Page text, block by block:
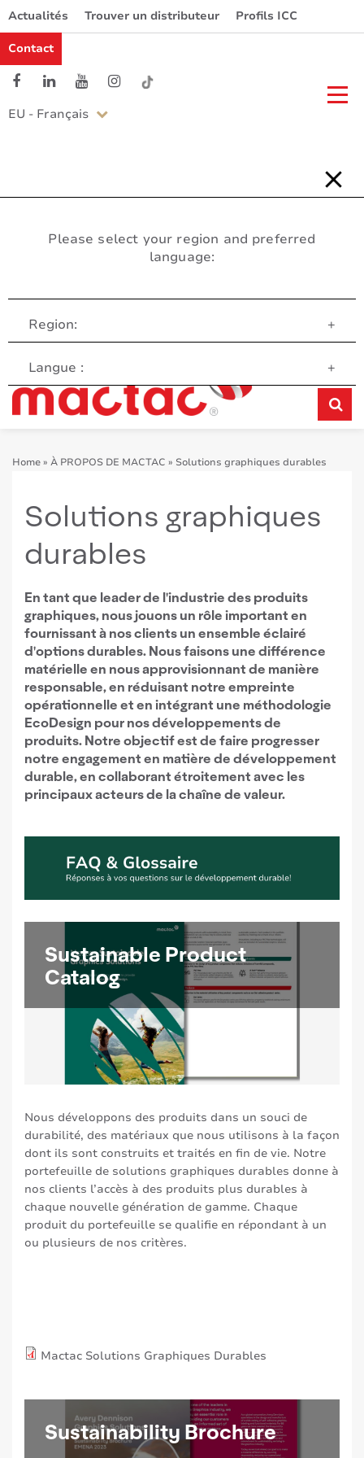
Actualités Trouver un distributeur Profils ICC
Contact
EU - Français
Please select your region and preferred
language:
Region: +
Langue : +
Service Client
Home» À PROPOS DE MACTAC » Solutions graphiques durables
Solutions graphiques
durables
En tant que leader de l'industrie des produits
graphiques, nous jouons un rôle important en
fournissant à nos clients un ensemble éclairé
d'options durables. Nous faisons une différence
matérielle en nous approvisionnant de manière
responsable, en réduisant notre empreinte
opérationnelle et en intégrant une méthodologie
EcoDesign pour nos développements de
produits. Notre objectif est de faire progresser
notre engagement en matière de développement
durable, en collaborant étroitement avec les
principaux acteurs de la chaîne de valeur.
Sustainable Product
Catalog
Nous développons des produits dans un souci de
durabilité, des matériaux que nous utilisons à la façon
dont ils sont construits et traités en fin de vie. Notre
portefeuille de solutions graphiques durables donne à
nos clients l’accès à des produits plus durables à
chaque nouvelle génération de gamme. Chaque
produit du portefeuille se qualifie en répondant à un
ou plusieurs de nos critères.
Mactac Solutions Graphiques Durables
Sustainability Brochure